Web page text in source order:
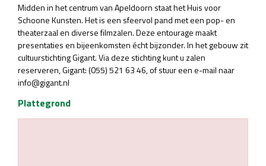
Midden in het centrum van Apeldoorn staat het Huis voor
Schoone Kunsten. Het is een sfeervol pand met een pop- en
theaterzaal en diverse filmzalen. Deze entourage maakt
presentaties en bijeenkomsten écht bijzonder. In het gebouw zit
cultuurstichting Gigant. Via deze stichting kunt u zalen
reserveren, Gigant: (055) 521 63 46, of stuur een e-mail naar
info@gigant.nl
Plattegrond